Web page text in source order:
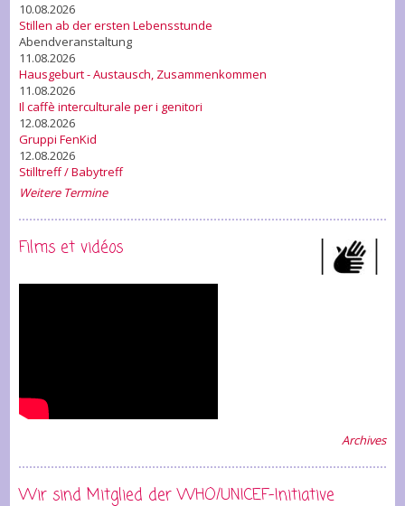
10.08.2026
Stillen ab der ersten Lebensstunde
Abendveranstaltung
11.08.2026
Hausgeburt - Austausch, Zusammenkommen
11.08.2026
Il caffè interculturale per i genitori
12.08.2026
Gruppi FenKid
12.08.2026
Stilltreff / Babytreff
Weitere Termine
Films et vidéos
Archives
Wir sind Mitglied der WHO/UNICEF-Initiative